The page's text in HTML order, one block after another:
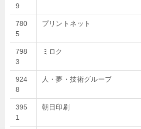
9
780
5
プリントネット
798
3
ミロク
924
8
人・夢・技術グループ
395
1
朝日印刷